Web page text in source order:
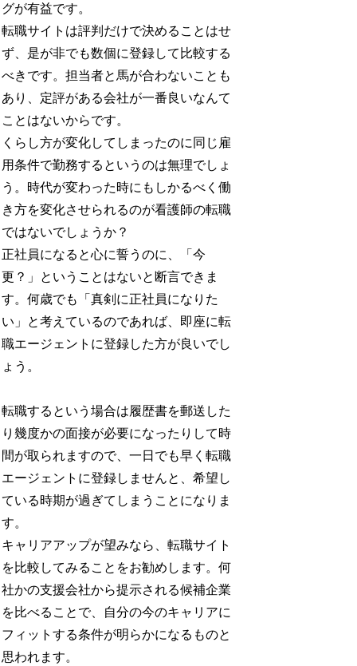
グが有益です。
転職サイトは評判だけで決めることはせ
ず、是が非でも数個に登録して比較する
べきです。担当者と馬が合わないことも
あり、定評がある会社が一番良いなんて
ことはないからです。
くらし方が変化してしまったのに同じ雇
用条件で勤務するというのは無理でしょ
う。時代が変わった時にもしかるべく働
き方を変化させられるのが看護師の転職
ではないでしょうか？
正社員になると心に誓うのに、「今
更？」ということはないと断言できま
す。何歳でも「真剣に正社員になりた
い」と考えているのであれば、即座に転
職エージェントに登録した方が良いでし
ょう。
転職するという場合は履歴書を郵送した
り幾度かの面接が必要になったりして時
間が取られますので、一日でも早く転職
エージェントに登録しませんと、希望し
ている時期が過ぎてしまうことになりま
す。
キャリアアップが望みなら、転職サイト
を比較してみることをお勧めします。何
社かの支援会社から提示される候補企業
を比べることで、自分の今のキャリアに
フィットする条件が明らかになるものと
思われます。